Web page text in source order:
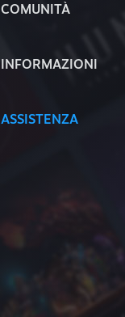
COMUNITÀ
INFORMAZIONI
ASSISTENZA